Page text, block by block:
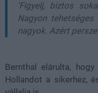
'Figyelj, biztos
Nagyon
nagyok. Azért
Bernthal elárulta,
Hollandot a sikerhez,